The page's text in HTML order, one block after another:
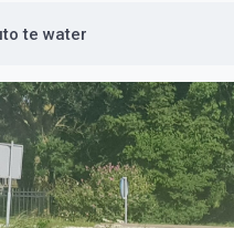
te water